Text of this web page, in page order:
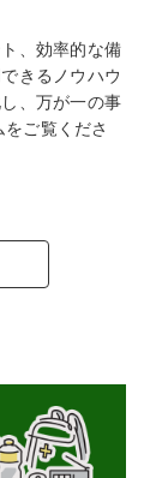
、効率的な備
きるノウハウ
、万が一の事
ご覧くださ